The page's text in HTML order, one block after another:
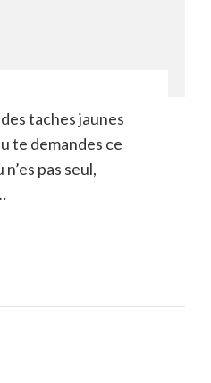
taches jaunes
te demandes ce
n’es pas seul,